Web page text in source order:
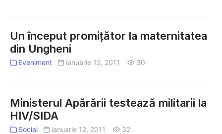
Un început promiţător la maternitatea
din Ungheni
Eveniment ianuarie 12, 2011 30
Ministerul Apărării testează militarii la
HIV/SIDA
Social ianuarie 12, 2011 32